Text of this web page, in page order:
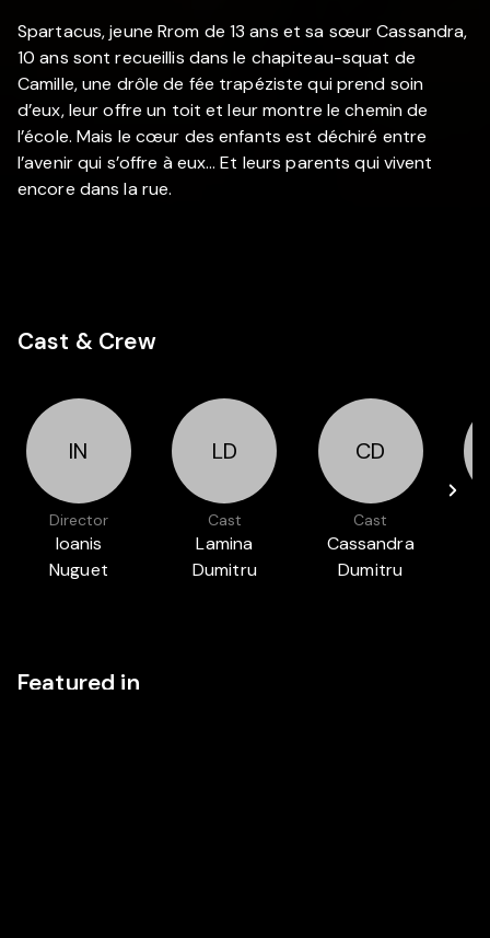
Spartacus, jeune Rrom de 13 ans et sa sœur Cassandra,
10 ans sont recueillis dans le chapiteau-squat de
Camille, une drôle de fée trapéziste qui prend soin
d’eux, leur offre un toit et leur montre le chemin de
l’école. Mais le cœur des enfants est déchiré entre
l’avenir qui s’offre à eux… Et leurs parents qui vivent
encore dans la rue.
Cast & Crew
IN
Director
Ioanis
Nuguet
LD
Cast
Lamina
Dumitru
CD
Cast
Cassandra
Dumitru
Featured in